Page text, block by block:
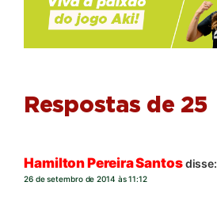
Respostas de 25
Hamilton Pereira Santosdisse:
26 de setembro de 2014 às 11:12